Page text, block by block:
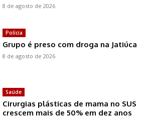
8 de agosto de 2026
Polícia
Grupo é preso com droga na Jatiúca
8 de agosto de 2026
Saúde
Cirurgias plásticas de mama no SUS
crescem mais de 50% em dez anos